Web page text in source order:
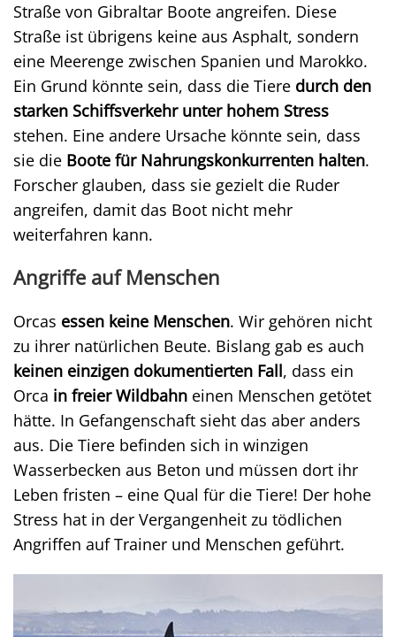
Straße von Gibraltar Boote angreifen. Diese
Straße ist übrigens keine aus Asphalt, sondern
eine Meerenge zwischen Spanien und Marokko.
Ein Grund könnte sein, dass die Tiere durch den
starken Schiffsverkehr unter hohem Stress
stehen. Eine andere Ursache könnte sein, dass
sie die Boote für Nahrungskonkurrenten halten.
Forscher glauben, dass sie gezielt die Ruder
angreifen, damit das Boot nicht mehr
weiterfahren kann.
Angriffe auf Menschen
Orcas essen keine Menschen. Wir gehören nicht
zu ihrer natürlichen Beute. Bislang gab es auch
keinen einzigen dokumentierten Fall, dass ein
Orca in freier Wildbahn einen Menschen getötet
hätte. In Gefangenschaft sieht das aber anders
aus. Die Tiere befinden sich in winzigen
Wasserbecken aus Beton und müssen dort ihr
Leben fristen – eine Qual für die Tiere! Der hohe
Stress hat in der Vergangenheit zu tödlichen
Angriffen auf Trainer und Menschen geführt.